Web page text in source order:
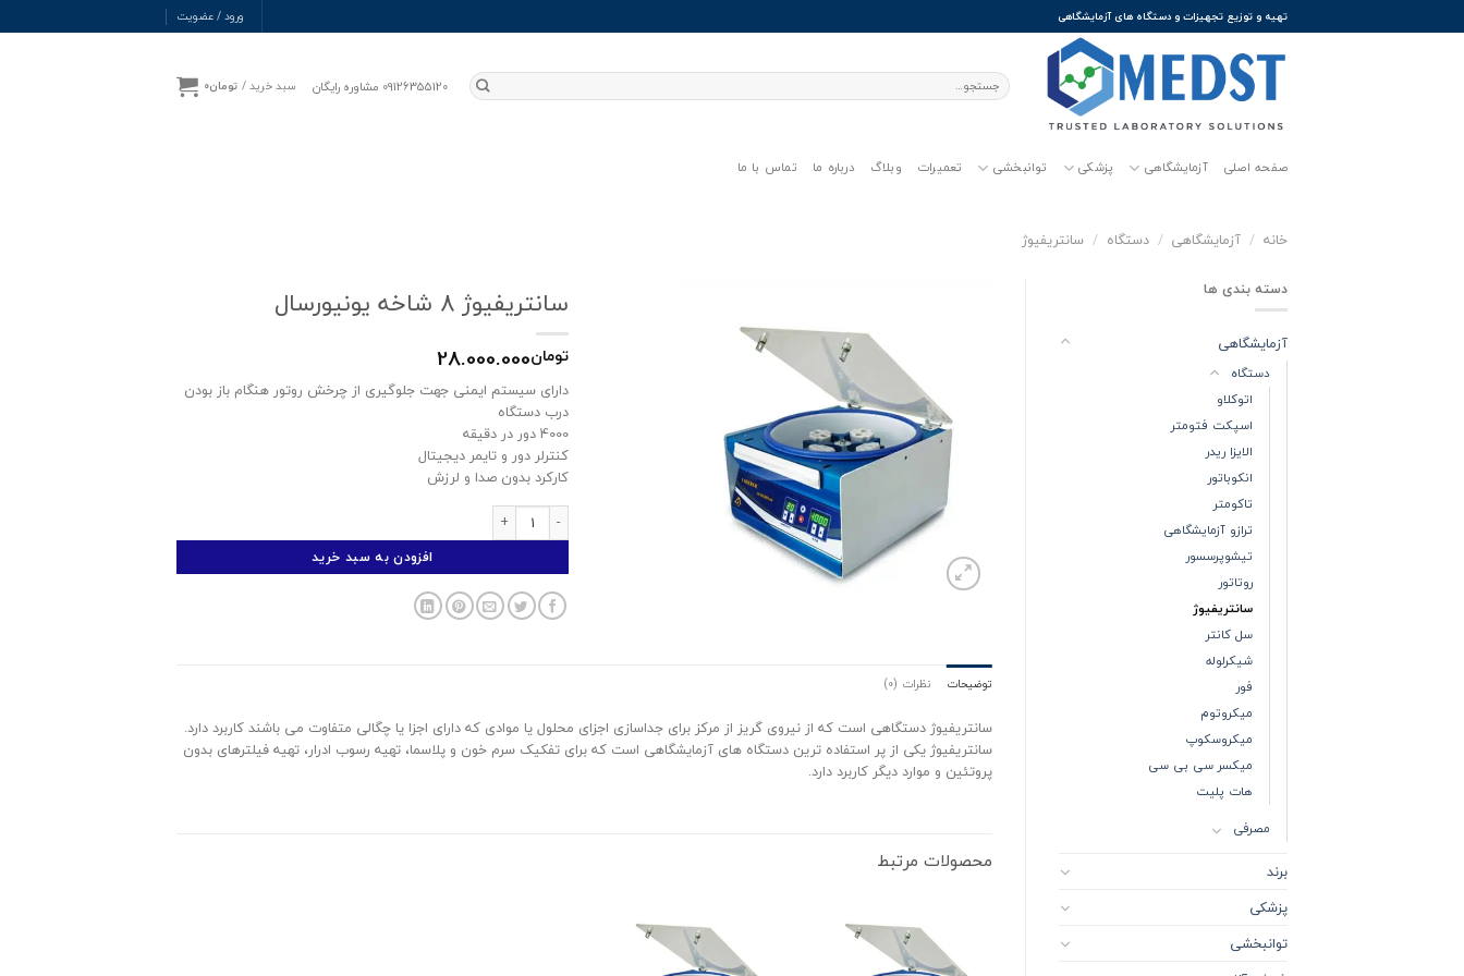
to
تهیه و توزیع تجهیزات و دستگاه های آزمایشگاهی ورود / عضویت
جستجو
برای:
09126355120 مشاوره رایگان سبد خرید / تومان0
صفحه اصلی آزمایشگاهی پزشکی توانبخشی تعمیرات وبلاگ درباره ما تماس با ما
خانه / آزمایشگاهی / دستگاه / سانتریفیوژ
دسته بندی ها
آزمایشگاهی
دستگاه
اتوکلاو
اسپکت فتومتر
الایزا ریدر
انکوباتور
تاکومتر
ترازو آزمایشگاهی
تیشوپرسسور
روتاتور
سانتریفیوژ
سل کانتر
شیکرلوله
فور
میکروتوم
میکروسکوپ
میکسر سی بی سی
هات پلیت
مصرفی
برند
پزشکی
توانبخشی
سانتریفیوژ 8 شاخه یونیورسال
تومان28.000.000
دارای سیستم ایمنی جهت جلوگیری از چرخش روتور هنگام باز بودن
درب دستگاه
4000 دور در دقیقه
کنترلر دور و تایمر دیجیتال
کارکرد بدون صدا و لرزش
سانتریفیوژ 8 شاخه یونیورسال عدد
افزودن به سبد خرید
توضیحات نظرات (0)
سانتریفیوژ دستگاهی است که از نیروی گریز از مرکز برای جداسازی اجزای محلول یا موادی که دارای اجزا یا چگالی متفاوت می باشند کاربرد دارد.
سانتریفیوژ یکی از پر استفاده ترین دستگاه های آزمایشگاهی است که برای تفکیک سرم خون و پلاسما، تهیه رسوب ادرار، تهیه فیلترهای بدون
پروتئین و موارد دیگر کاربرد دارد.
محصولات مرتبط